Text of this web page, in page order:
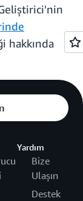
hakkında
Yardım
Bize
Ulaşın
Destek